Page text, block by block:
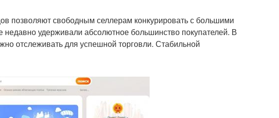
Новогодние товары
Товары через
маркетплейс
позволяют свободным селлерам конкурировать с большими
удерживали абсолютное большинство покупателей. В
отслеживать для успешной торговли. Стабильной